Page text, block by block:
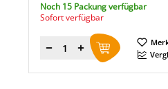
Noch 15 Packung verfügbar
Sofort verfügbar
Menge